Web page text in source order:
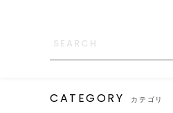
CATEGORY カテゴリ